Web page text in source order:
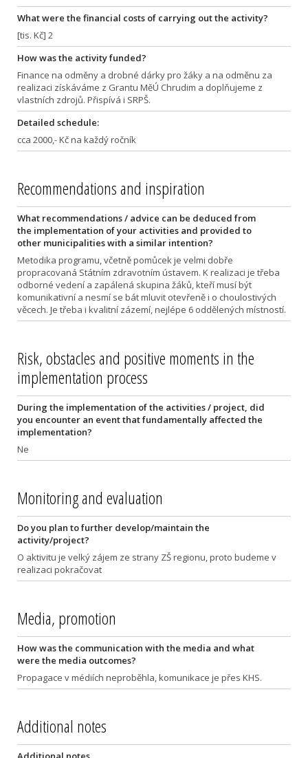
What were the financial costs of carrying out the activity?
[tis. Kč] 2
How was the activity funded?
Finance na odměny a drobné dárky pro žáky a na odměnu za
realizaci získáváme z Grantu MěÚ Chrudim a doplňujeme z
vlastních zdrojů. Přispívá i SRPŠ.
Detailed schedule:
cca 2000,- Kč na každý ročník
Recommendations and inspiration
What recommendations / advice can be deduced from
the implementation of your activities and provided to
other municipalities with a similar intention?
Metodika programu, včetně pomůcek je velmi dobře
propracovaná Státním zdravotním ústavem. K realizaci je třeba
odborné vedení a zapálená skupina žáků, kteří musí být
komunikativní a nesmí se bát mluvit otevřeně i o choulostivých
věcech. Je třeba i kvalitní zázemí, nejlépe 6 oddělených místností.
Risk, obstacles and positive moments in the
implementation process
During the implementation of the activities / project, did
you encounter an event that fundamentally affected the
implementation?
Ne
Monitoring and evaluation
Do you plan to further develop/maintain the
activity/project?
O aktivitu je velký zájem ze strany ZŠ regionu, proto budeme v
realizaci pokračovat
Media, promotion
How was the communication with the media and what
were the media outcomes?
Propagace v médiích neproběhla, komunikace je přes KHS.
Additional notes